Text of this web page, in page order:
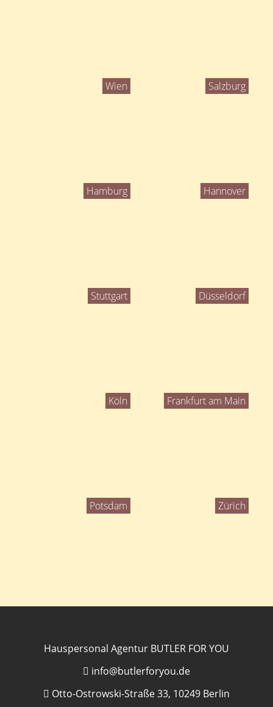
Wien Salzburg
Hamburg Hannover
Stuttgart Düsseldorf
Köln Frankfurt am Main
Potsdam Zürich
Hauspersonal Agentur BUTLER FOR YOU
info@butlerforyou.de
Otto-Ostrowski-Straße 33, 10249 Berlin